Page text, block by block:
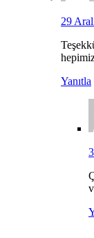
29
Yanıtla